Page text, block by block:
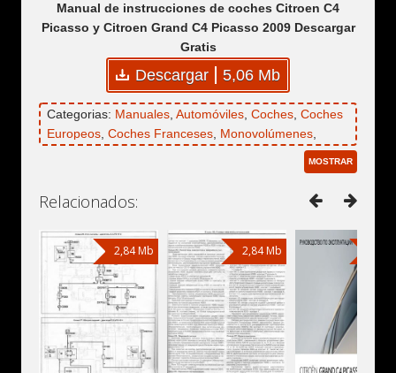
Manual de instrucciones de coches Citroen C4
Picasso y Citroen Grand C4 Picasso 2009 Descargar
Gratis
Descargar 5,06 Mb
Categorias: Manuales, Automóviles, Coches, Coches
Europeos, Coches Franceses, Monovolúmenes,
Citroen
MOSTRAR
Relacionados:
2,84 Mb 2,84 Mb